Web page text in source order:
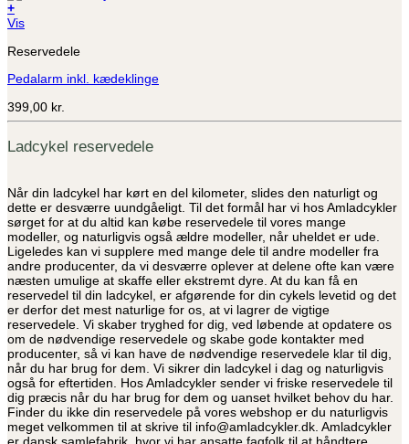
+
Dette
har
varianter.
kan
vælges
på
varesiden
Vis
Reservedele
Pedalarm inkl. kædeklinge
399,00 kr.
Ladcykel reservedele
Når din ladcykel har kørt en del kilometer, slides den naturligt og
dette er desværre uundgåeligt. Til det formål har vi hos Amladcykler
sørget for at du altid kan købe reservedele til vores mange
modeller, og naturligvis også ældre modeller, når uheldet er ude.
Ligeledes kan vi supplere med mange dele til andre modeller fra
andre producenter, da vi desværre oplever at delene ofte kan være
næsten umulige at skaffe eller ekstremt dyre. At du kan få en
reservedel til din ladcykel, er afgørende for din cykels levetid og det
er derfor det mest naturlige for os, at vi lagrer de vigtige
reservedele. Vi skaber tryghed for dig, ved løbende at opdatere os
om de nødvendige reservedele og skabe gode kontakter med
producenter, så vi kan have de nødvendige reservedele klar til dig,
når du har brug for dem. Vi sikrer din ladcykel i dag og naturligvis
også for eftertiden. Hos Amladcykler sender vi friske reservedele til
dig præcis når du har brug for dem og uanset hvilket behov du har.
Finder du ikke din reservedele på vores webshop er du naturligvis
meget velkommen til at skrive til info@amladcykler.dk. Amladcykler